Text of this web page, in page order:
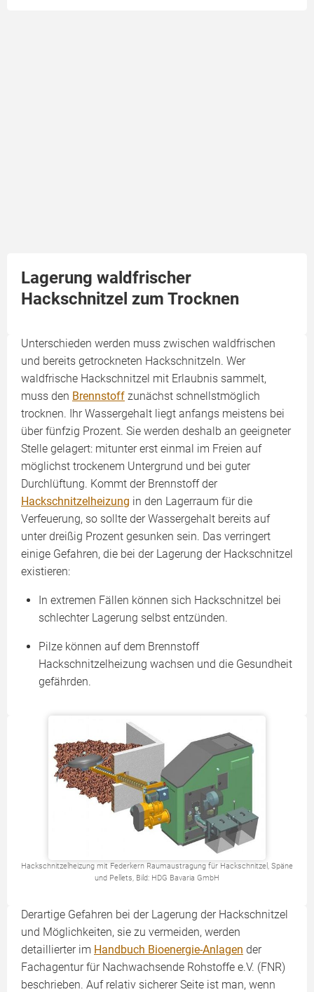
Lagerung waldfrischer
Hackschnitzel zum Trocknen
Unterschieden werden muss zwischen waldfrischen
und bereits getrockneten Hackschnitzeln. Wer
waldfrische Hackschnitzel mit Erlaubnis sammelt,
muss den Brennstoff zunächst schnellstmöglich
trocknen. Ihr Wassergehalt liegt anfangs meistens bei
über fünfzig Prozent. Sie werden deshalb an geeigneter
Stelle gelagert: mitunter erst einmal im Freien auf
möglichst trockenem Untergrund und bei guter
Durchlüftung. Kommt der Brennstoff der
Hackschnitzelheizung in den Lagerraum für die
Verfeuerung, so sollte der Wassergehalt bereits auf
unter dreißig Prozent gesunken sein. Das verringert
einige Gefahren, die bei der Lagerung der Hackschnitzel
existieren:
In extremen Fällen können sich Hackschnitzel bei
schlechter Lagerung selbst entzünden.
Pilze können auf dem Brennstoff
Hackschnitzelheizung wachsen und die Gesundheit
gefährden.
Hackschnitzelheizung mit Federkern Raumaustragung für Hackschnitzel, Späne
und Pellets, Bild: HDG Bavaria GmbH
Derartige Gefahren bei der Lagerung der Hackschnitzel
und Möglichkeiten, sie zu vermeiden, werden
detaillierter im Handbuch Bioenergie-Anlagen der
Fachagentur für Nachwachsende Rohstoffe e.V. (FNR)
beschrieben. Auf relativ sicherer Seite ist man, wenn